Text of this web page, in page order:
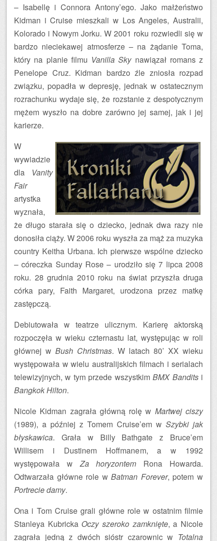
– Isabellę i Connora Antony’ego. Jako małżeństwo
Kidman i Cruise mieszkali w Los Angeles, Australii,
Kolorado i Nowym Jorku. W 2001 roku rozwiedli się w
bardzo nieciekawej atmosferze – na żądanie Toma,
który na planie filmu Vanilla Skynawiązał romans z
Penelope Cruz. Kidman bardzo źle zniosła rozpad
związku, popadła w depresję, jednak w ostatecznym
rozrachunku wydaje się, że rozstanie z despotycznym
mężem wyszło na dobre zarówno jej samej, jak i jej
karierze.
W
wywiadzie
dla Vanity
Fair
artystka
wyznała,
że długo starała się o dziecko, jednak dwa razy nie
donosiła ciąży. W 2006 roku wyszła za mąż za muzyka
country Keitha Urbana. Ich pierwsze wspólne dziecko
– córeczka Sunday Rose – urodziło się 7 lipca 2008
roku. 28 grudnia 2010 roku na świat przyszła druga
córka pary, Faith Margaret, urodzona przez matkę
zastępczą.
Debiutowała w teatrze ulicznym. Karierę aktorską
rozpoczęła w wieku czternastu lat, występując w roli
głównej w Bush Christmas. W latach 80’ XX wieku
występowała w wielu australijskich filmach i serialach
telewizyjnych, w tym przede wszystkimBMX Banditsi
Bangkok Hilton.
Nicole Kidman zagrała główną rolę w Martwej ciszy
(1989), a później z Tomem Cruise’em w Szybki jak
błyskawica. Grała w Billy Bathgate z Bruce’em
Willisem i Dustinem Hoffmanem, a w 1992
występowała wZa horyzontem Rona Howarda.
Odtwarzała główne role wBatman Forever, potem w
Portrecie damy.
Ona i Tom Cruise grali główne role w ostatnim filmie
Stanleya Kubricka Oczy szeroko zamknięte, a Nicole
zagrała jedną z dwóch sióstr czarownic w Totalna